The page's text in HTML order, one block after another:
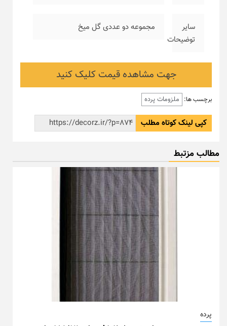
سایر
توضیحات
مجموعه دو عددی گل میخ
جهت مشاهده قیمت کلیک کنید
برچسب ها: ملزومات پرده
کپی لینک کوتاه مطلب
مطالب مزتبط
پرده